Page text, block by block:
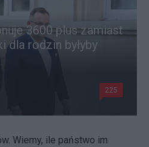
3600 plus zamiast
dla rodzin byłyby
225
Wiemy, ile państwo im